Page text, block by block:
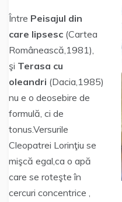
Între Peisajul din
care lipsesc (Cartea
Românească,1981),
şi Terasa cu
oleandri (Dacia,1985)
nu e o deosebire de
formulă, ci de
tonus.Versurile
Cleopatrei Lorinţiu se
mişcă egal,ca o apă
care se roteşte în
cercuri concentrice ,